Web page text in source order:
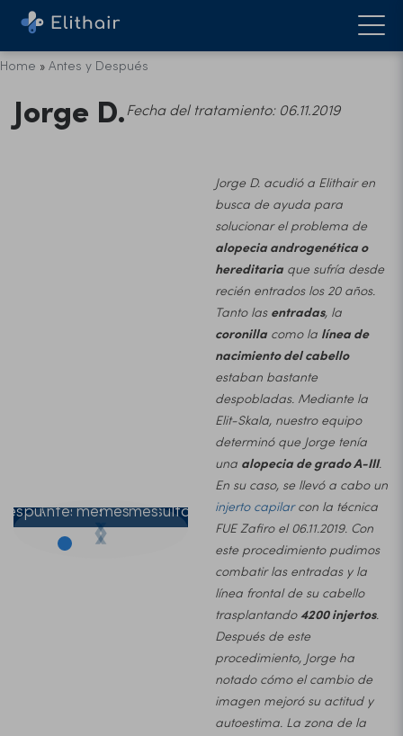
Home » Antes y Después
Jorge D.Fecha del tratamiento: 06.11.2019
Antes1 mes3 meses5 meses
Resultado
❮
❯
Jorge D. acudió a Elithair en
busca de ayuda para
solucionar el problema de
alopecia androgenética o
hereditaria que sufría desde
recién entrados los 20 años.
Tanto las entradas, la
coronilla como la línea de
nacimiento del cabello
estaban bastante
despobladas. Mediante la
Elit-Skala, nuestro equipo
determinó que Jorge tenía
una alopecia de grado A-III.
En su caso, se llevó a cabo un
injerto capilarcon la técnica
FUE Zafiro el 06.11.2019. Con
este procedimiento pudimos
combatir las entradas y la
línea frontal de su cabello
trasplantando 4200 injertos.
Después de este
procedimiento, Jorge ha
notado cómo el cambio de
imagen mejoró su actitud y
autoestima. La zona de la